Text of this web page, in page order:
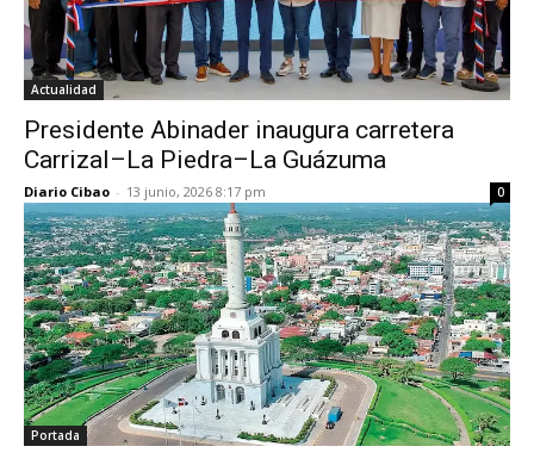
Actualidad
Presidente Abinader inaugura carretera
Carrizal–La Piedra–La Guázuma
Diario Cibao - 13 junio, 2026 8:17 pm 0
Portada